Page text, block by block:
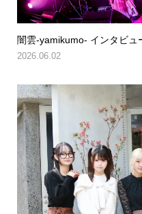
闇雲-yamikumo- インタビュ
2026.06.02